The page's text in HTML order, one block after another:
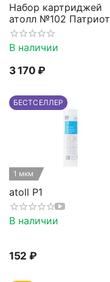
Набор картриджей
атолл №102 Патриот
В наличии
3 170 ₽
1 мкм
БЕСТСЕЛЛЕР
atoll P1
В наличии
‍152‍ ₽